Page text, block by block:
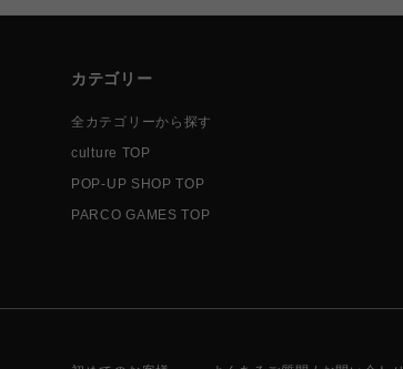
カテゴリー
全カテゴリーから探す
culture TOP
POP-UP SHOP TOP
PARCO GAMES TOP